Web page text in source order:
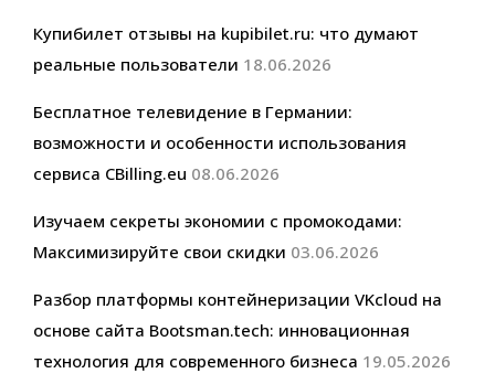
Купибилет отзывы на kupibilet.ru: что думают
реальные пользователи 18.06.2026
Бесплатное телевидение в Германии:
возможности и особенности использования
сервиса CBilling.eu 08.06.2026
Изучаем секреты экономии с промокодами:
Максимизируйте свои скидки 03.06.2026
Разбор платформы контейнеризации VKcloud на
основе сайта Bootsman.tech: инновационная
технология для современного бизнеса 19.05.2026